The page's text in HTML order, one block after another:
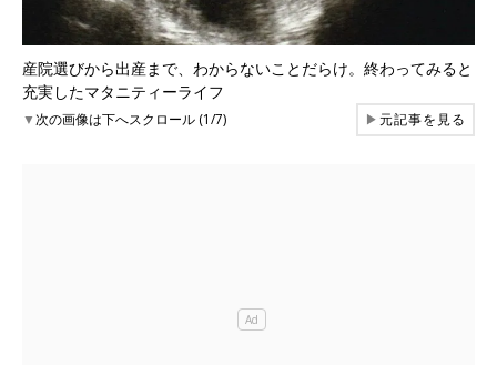
産院選びから出産まで、わからないことだらけ。終わってみると
充実したマタニティーライフ
▼次の画像は下へスクロール (1/7) ▶元記事を見る